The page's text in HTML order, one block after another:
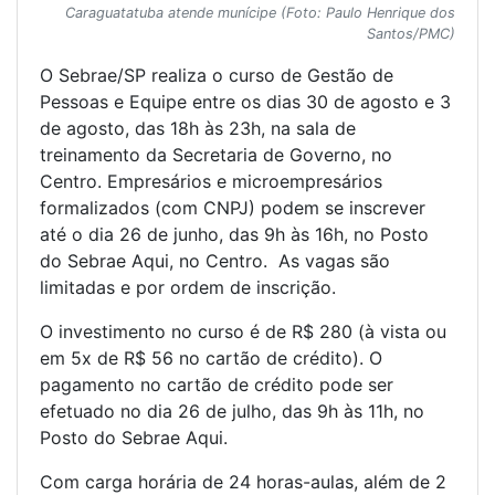
Caraguatatuba atende munícipe (Foto: Paulo Henrique dos
Santos/PMC)
O Sebrae/SP realiza o curso de Gestão de
Pessoas e Equipe entre os dias 30 de agosto e 3
de agosto, das 18h às 23h, na sala de
treinamento da Secretaria de Governo, no
Centro. Empresários e microempresários
formalizados (com CNPJ) podem se inscrever
até o dia 26 de junho, das 9h às 16h, no Posto
do Sebrae Aqui, no Centro. As vagas são
limitadas e por ordem de inscrição.
O investimento no curso é de R$ 280 (à vista ou
em 5x de R$ 56 no cartão de crédito). O
pagamento no cartão de crédito pode ser
efetuado no dia 26 de julho, das 9h às 11h, no
Posto do Sebrae Aqui.
Com carga horária de 24 horas-aulas, além de 2